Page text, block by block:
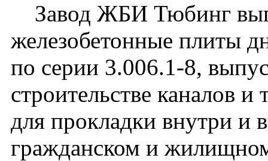
Завод ЖБИ Тюбинг
железобетонные плиты
по серии 3.006.1-8,
строительстве каналов
для прокладки внутри и
гражданском и